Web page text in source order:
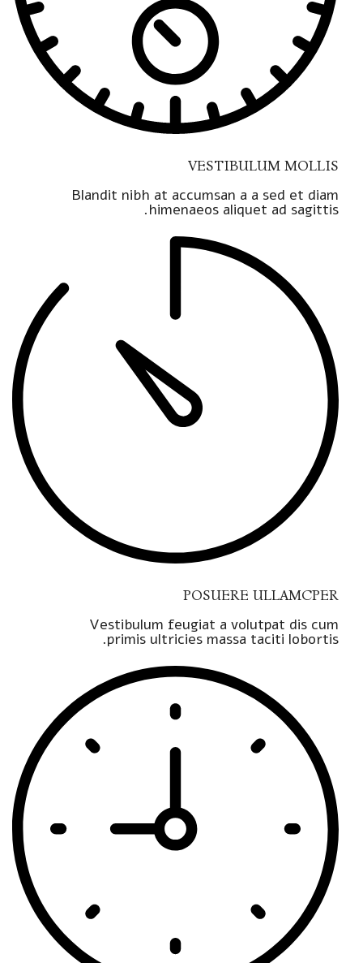
VESTIBULUM MOLLIS
Blandit nibh at accumsan a a sed et diam
himenaeos aliquet ad sagittis.
POSUERE ULLAMCPER
Vestibulum feugiat a volutpat dis cum
primis ultricies massa taciti lobortis.